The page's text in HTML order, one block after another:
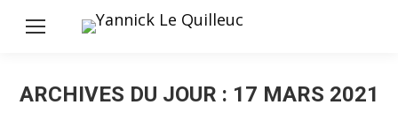
ARCHIVES DU JOUR : 17 MARS 2021